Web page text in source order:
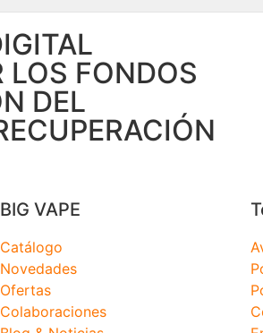
LOS FONDOS
DEL
BIG VAPE
Catálogo
Novedades
Ofertas
Colaboraciones